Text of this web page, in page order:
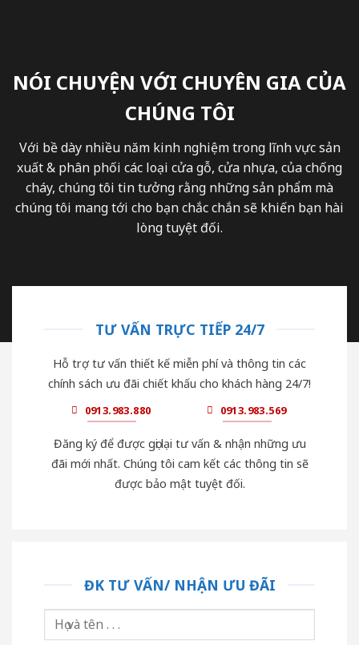
NÓI CHUYỆN VỚI CHUYÊN GIA CỦA
CHÚNG TÔI
Với bề dày nhiều năm kinh nghiệm trong lĩnh vực sản
xuất & phân phối các loại cửa gỗ, cửa nhựa, của chống
cháy, chúng tôi tin tưởng rằng những sản phẩm mà
chúng tôi mang tới cho bạn chắc chắn sẽ khiến bạn hài
lòng tuyệt đối.
TƯ VẤN TRỰC TIẾP 24/7
Hỗ trợ tư vấn thiết kế miễn phí và thông tin các
chính sách ưu đãi chiết khấu cho khách hàng 24/7!
0913.983.880 0913.983.569
Đăng ký để được gọi lại tư vấn & nhận những ưu
đãi mới nhất. Chúng tôi cam kết các thông tin sẽ
được bảo mật tuyệt đối.
ĐK TƯ VẤN/ NHẬN ƯU ĐÃI